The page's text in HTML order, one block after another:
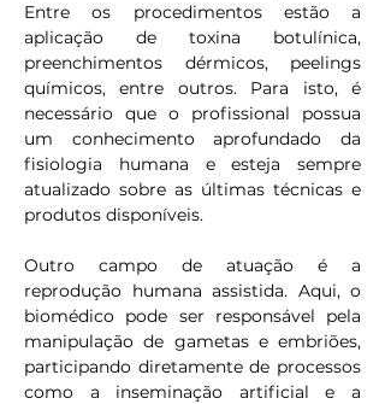
Entre os procedimentos estão a
aplicação de toxina botulínica,
preenchimentos dérmicos, peelings
químicos, entre outros. Para isto, é
necessário que o profissional possua
um conhecimento aprofundado da
fisiologia humana e esteja sempre
atualizado sobre as últimas técnicas e
produtos disponíveis.
Outro campo de atuação é a
reprodução humana assistida. Aqui, o
biomédico pode ser responsável pela
manipulação de gametas e embriões,
participando diretamente de processos
como a inseminação artificial e a